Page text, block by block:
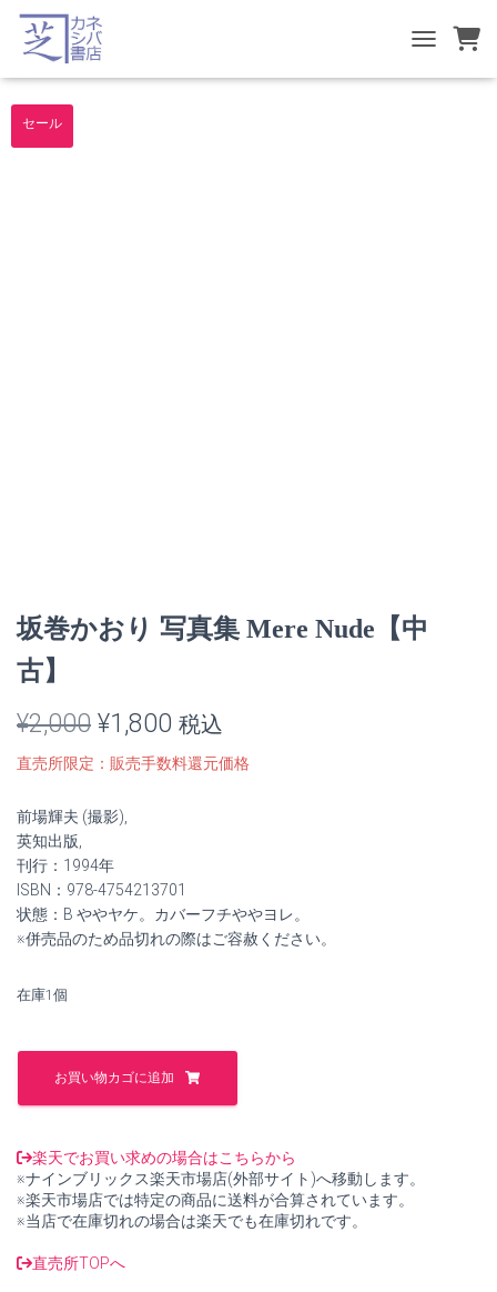
TOGGLE
セール
坂巻かおり 写真集 Mere Nude【中
古】
¥2,000 元
の
価
は
¥2,000
た。
¥1,800 現
在
格
は
す。
税込
直売所限定：販売手数料還元価格
前場輝夫 (撮影),
英知出版,
刊行：1994年
ISBN：978-4754213701
状態：B ややヤケ。カバーフチややヨレ。
※併売品のため品切れの際はご容赦ください。
在庫1個
坂
お
写
真
集
Mere
古】
お買い物カゴに追加
楽天でお買い求めの場合はこちらから
※ナインブリックス楽天市場店(外部サイト)へ移動します。
※楽天市場店では特定の商品に送料が合算されています。
※当店で在庫切れの場合は楽天でも在庫切れです。
直売所TOPへ